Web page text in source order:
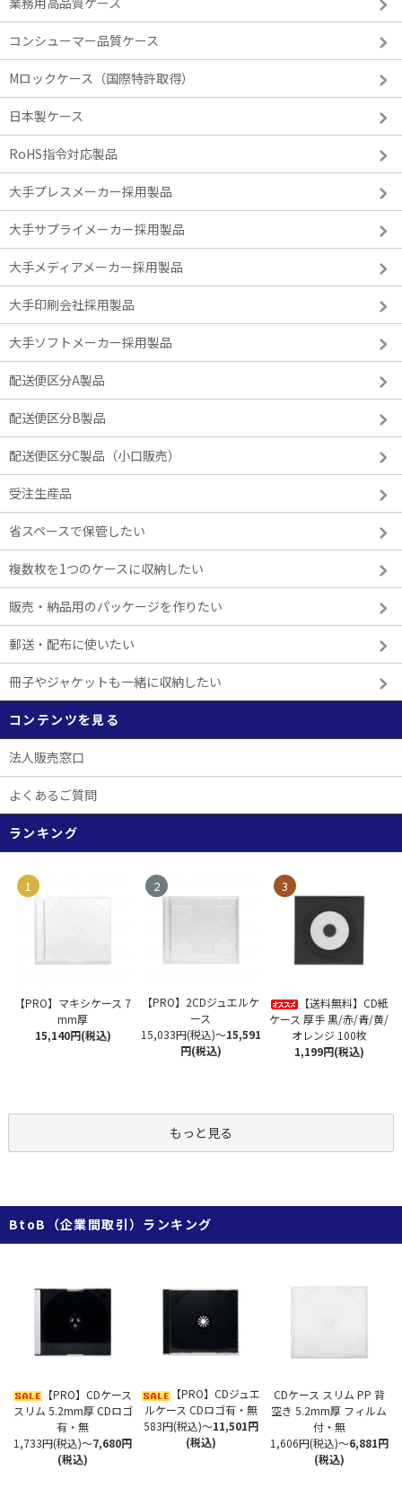
コンシューマー品質ケース
Mロックケース（国際特許取得）
日本製ケース
RoHS指令対応製品
大手プレスメーカー採用製品
大手サプライメーカー採用製品
大手メディアメーカー採用製品
大手印刷会社採用製品
大手ソフトメーカー採用製品
配送便区分A製品
配送便区分B製品
配送便区分C製品（小口販売）
受注生産品
省スペースで保管したい
複数枚を1つのケースに収納したい
販売・納品用のパッケージを作りたい
郵送・配布に使いたい
冊子やジャケットも一緒に収納したい
コンテンツを見る
法人販売窓口
よくあるご質問
ランキング
1
【PRO】マキシケース 7
mm厚
15,140円(税込)
2
【PRO】2CDジュエルケ
ース
15,033円(税込)～15,591
円(税込)
3
【送料無料】CD紙
ケース 厚手 黒/赤/青/黄/
オレンジ 100枚
1,199円(税込)
もっと見る
BtoB（企業間取引）ランキング
【PRO】CDケース
スリム 5.2mm厚 CDロゴ
有・無
1,733円(税込)～7,680円
(税込)
【PRO】CDジュエ
ルケース CDロゴ有・無
583円(税込)～11,501円
(税込)
CDケース スリム PP 背
空き 5.2mm厚 フィルム
付・無
1,606円(税込)～6,881円
(税込)